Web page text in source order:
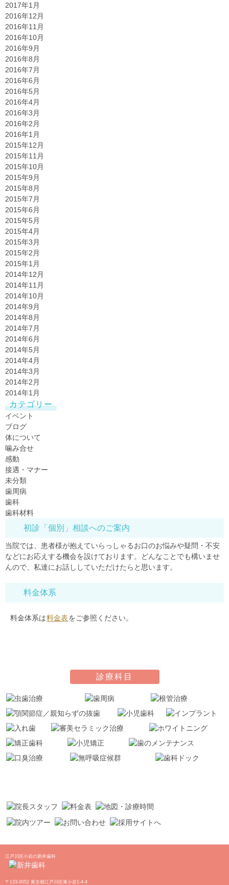
2017年1月
2016年12月
2016年11月
2016年10月
2016年9月
2016年8月
2016年7月
2016年6月
2016年5月
2016年4月
2016年3月
2016年2月
2016年1月
2015年12月
2015年11月
2015年10月
2015年9月
2015年8月
2015年7月
2015年6月
2015年5月
2015年4月
2015年3月
2015年2月
2015年1月
2014年12月
2014年11月
2014年10月
2014年9月
2014年8月
2014年7月
2014年6月
2014年5月
2014年4月
2014年3月
2014年2月
2014年1月
カテゴリー
イベント
ブログ
体について
噛み合せ
感動
接遇・マナー
未分類
歯周病
歯科
歯科材料
初診「個別」相談へのご案内
当院では、患者様が抱えていらっしゃるお口のお悩みや疑問・不安
などにお応えする機会を設けております。どんなことでも構いませ
んので、私達にお話ししていただけたらと思います。
料金体系
料金体系は料金表をご参照ください。
診療科目
江戸川区小岩の新井歯科
〒133-0052 東京都江戸川区東小岩1-4-4